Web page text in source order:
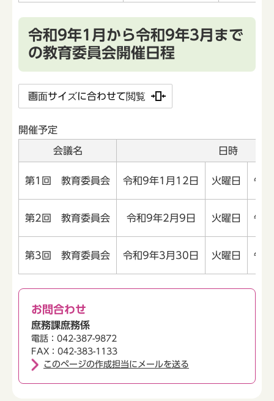
令和9年1月から令和9年3月まで
の教育委員会開催日程
画面サイズに合わせて閲覧
開催予定
会議名 日時
第1回 教育委員会 令和9年1月12日 火曜日 午
第2回 教育委員会 令和9年2月9日 火曜日 午
第3回 教育委員会 令和9年3月30日 火曜日 午
お問合わせ
庶務課庶務係
電話：042-387-9872
FAX：042-383-1133
このページの作成担当にメールを送る